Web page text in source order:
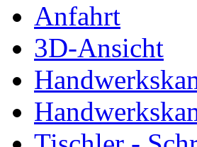
Anfahrt
3D-Ansicht